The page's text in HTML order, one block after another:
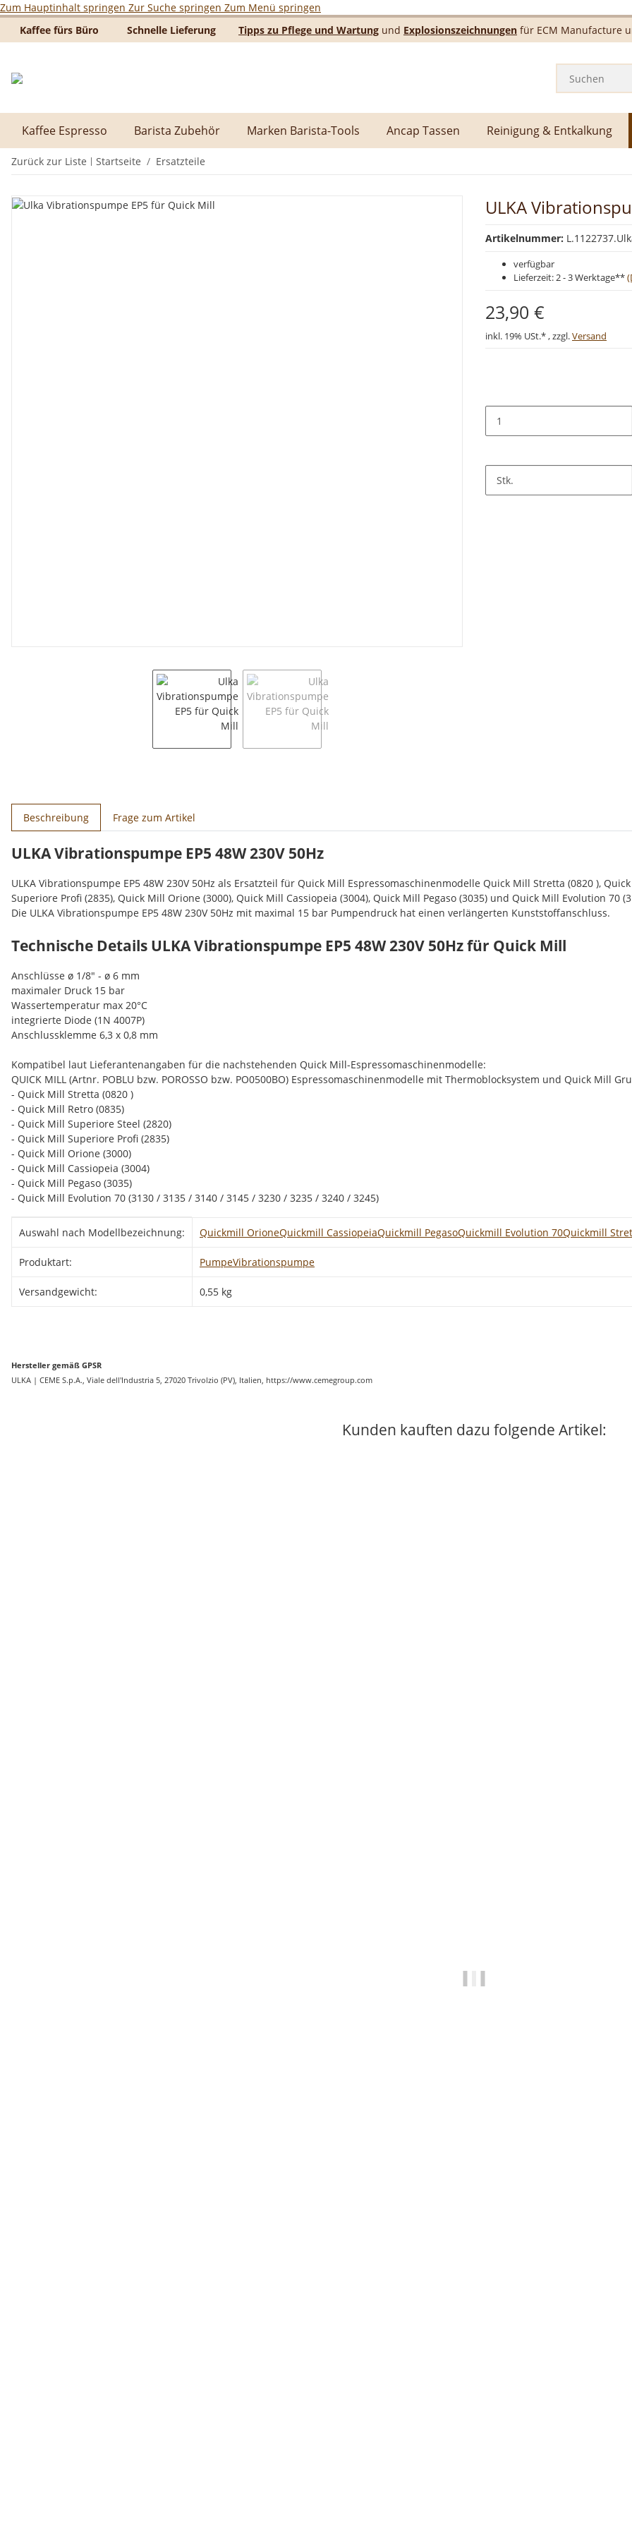
Zum Hauptinhalt springen Zur Suche springen Zum Menü springen
Kaffee fürs Büro
Schnelle Lieferung Tipps zu Pflege und Wartung und Explosionszeichnungen für ECM Manufacture
Kaffee Espresso Barista Zubehör Marken Barista-Tools Ancap Tassen Reinigung & Entkalkung
Zurück zur Liste Startseite Ersatzteile
ULKA
Artikelnummer:
verfügbar
Lieferzeit:2 - 3 Werktage**
23,90 €
inkl. 19% USt.* , zzgl.Versand
Stk.
weitere Registerkarten anzeigen
Beschreibung Frage zum Artikel
ULKA Vibrationspumpe EP5 48W 230V 50Hz
ULKA Vibrationspumpe EP5 48W 230V 50Hz als Ersatzteil für Quick Mill Espressomaschinenmodelle Quick Mill Stretta (0820 ),
Superiore Profi (2835), Quick Mill Orione (3000), Quick Mill Cassiopeia (3004), Quick Mill Pegaso (3035) und Quick Mill Evolution 70
Die ULKA Vibrationspumpe EP5 48W 230V 50Hz mit maximal 15 bar Pumpendruck hat einen verlängerten Kunststoffanschluss.
Technische Details ULKA Vibrationspumpe EP5 48W 230V 50Hz für Quick Mill
Anschlüsse ø 1/8" - ø 6 mm
maximaler Druck 15 bar
Wassertemperatur max 20°C
integrierte Diode (1N 4007P)
Anschlussklemme 6,3 x 0,8 mm
Kompatibel laut Lieferantenangaben für die nachstehenden Quick Mill-Espressomaschinenmodelle:
QUICK MILL (Artnr. POBLU bzw. POROSSO bzw. PO0500BO) Espressomaschinenmodelle mit Thermoblocksystem und Quick Mill
- Quick Mill Stretta (0820 )
- Quick Mill Retro (0835)
- Quick Mill Superiore Steel (2820)
- Quick Mill Superiore Profi (2835)
- Quick Mill Orione (3000)
- Quick Mill Cassiopeia (3004)
- Quick Mill Pegaso (3035)
- Quick Mill Evolution 70 (3130 / 3135 / 3140 / 3145 / 3230 / 3235 / 3240 / 3245)
Auswahl nach Modellbezeichnung: Quickmill OrioneQuickmill CassiopeiaQuickmill PegasoQuickmill Evolution 70Quickmill
Produktart: PumpeVibrationspumpe
Versandgewicht: 0,55 kg
Hersteller gemäß GPSR
ULKA | CEME S.p.A., Viale dell'Industria 5, 27020 Trivolzio (PV), Italien, https://www.cemegroup.com
Kunden kauften dazu folgende Artikel: